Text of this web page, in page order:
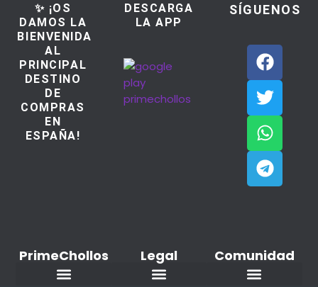
✨ ¡OS
DAMOS LA
BIENVENIDA
AL
PRINCIPAL
DESTINO
DE
COMPRAS
EN
ESPAÑA!
DESCARGA
LA APP
SÍGUENOS
PrimeChollos Legal Comunidad